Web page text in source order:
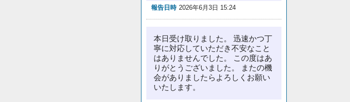
報告日時 2026年6月3日 15:24
本日受け取りました。 迅速かつ丁
寧に対応していただき不安なこと
はありませんでした。 この度はあ
りがとうございました。 またの機
会がありましたらよろしくお願い
いたします。